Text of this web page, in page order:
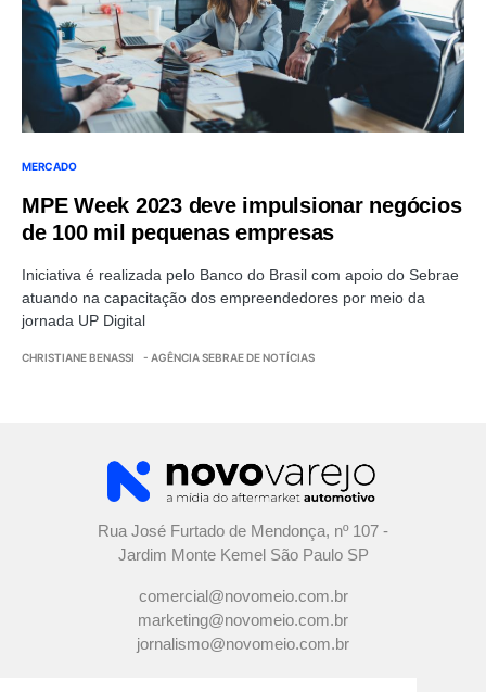
MERCADO
MPE Week 2023 deve impulsionar negócios
de 100 mil pequenas empresas
Iniciativa é realizada pelo Banco do Brasil com apoio do Sebrae
atuando na capacitação dos empreendedores por meio da
jornada UP Digital
CHRISTIANE BENASSI - AGÊNCIA SEBRAE DE NOTÍCIAS
Rua José Furtado de Mendonça, nº 107 -
Jardim Monte Kemel São Paulo SP
comercial@novomeio.com.br
marketing@novomeio.com.br
jornalismo@novomeio.com.br